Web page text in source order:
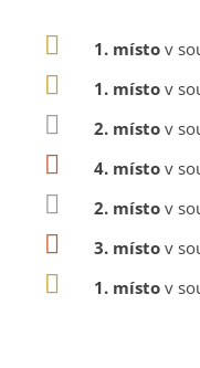
1. místo v
1. místo v
2. místo v
4. místo v
2. místo v
3. místo v
1. místo v